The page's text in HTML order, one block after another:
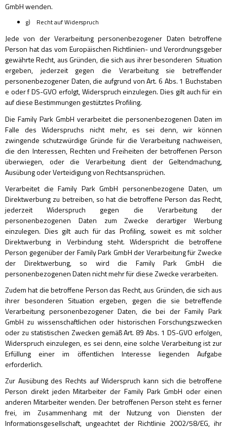
GmbH wenden.
g) Recht auf Widerspruch
Jede von der Verarbeitung personenbezogener Daten betroffene
Person hat das vom Europäischen Richtlinien- und Verordnungsgeber
gewährte Recht, aus Gründen, die sich aus ihrer besonderen Situation
ergeben, jederzeit gegen die Verarbeitung sie betreffender
personenbezogener Daten, die aufgrund von Art. 6 Abs. 1 Buchstaben
e oder f DS-GVO erfolgt, Widerspruch einzulegen. Dies gilt auch für ein
auf diese Bestimmungen gestütztes Profiling.
Die Family Park GmbH verarbeitet die personenbezogenen Daten im
Falle des Widerspruchs nicht mehr, es sei denn, wir können
zwingende schutzwürdige Gründe für die Verarbeitung nachweisen,
die den Interessen, Rechten und Freiheiten der betroffenen Person
überwiegen, oder die Verarbeitung dient der Geltendmachung,
Ausübung oder Verteidigung von Rechtsansprüchen.
Verarbeitet die Family Park GmbH personenbezogene Daten, um
Direktwerbung zu betreiben, so hat die betroffene Person das Recht,
jederzeit Widerspruch gegen die Verarbeitung der
personenbezogenen Daten zum Zwecke derartiger Werbung
einzulegen. Dies gilt auch für das Profiling, soweit es mit solcher
Direktwerbung in Verbindung steht. Widerspricht die betroffene
Person gegenüber der Family Park GmbH der Verarbeitung für Zwecke
der Direktwerbung, so wird die Family Park GmbH die
personenbezogenen Daten nicht mehr für diese Zwecke verarbeiten.
Zudem hat die betroffene Person das Recht, aus Gründen, die sich aus
ihrer besonderen Situation ergeben, gegen die sie betreffende
Verarbeitung personenbezogener Daten, die bei der Family Park
GmbH zu wissenschaftlichen oder historischen Forschungszwecken
oder zu statistischen Zwecken gemäß Art. 89 Abs. 1 DS-GVO erfolgen,
Widerspruch einzulegen, es sei denn, eine solche Verarbeitung ist zur
Erfüllung einer im öffentlichen Interesse liegenden Aufgabe
erforderlich.
Zur Ausübung des Rechts auf Widerspruch kann sich die betroffene
Person direkt jeden Mitarbeiter der Family Park GmbH oder einen
anderen Mitarbeiter wenden. Der betroffenen Person steht es ferner
frei, im Zusammenhang mit der Nutzung von Diensten der
Informationsgesellschaft, ungeachtet der Richtlinie 2002/58/EG, ihr